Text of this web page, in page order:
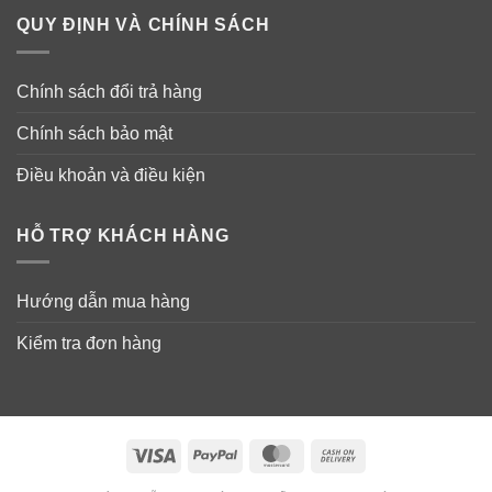
Mỗi lần cách nhau 4-6 h. Không quá 5 lần 1 ngày
Lưu ý: Lắc kỹ chai siro trước khi dùng.
✔ Để ngoài tầm với của trẻ em.
✔ Bảo quản ở nhiệt độ phòng, nơi khô ráo, 15-30*C
QUY ĐỊNH VÀ CHÍNH SÁCH
Chính sách đổi trả hàng
Chính sách bảo mật
Điều khoản và điều kiện
HỖ TRỢ KHÁCH HÀNG
Hướng dẫn mua hàng
Kiểm tra đơn hàng
Visa PayPal MasterCard